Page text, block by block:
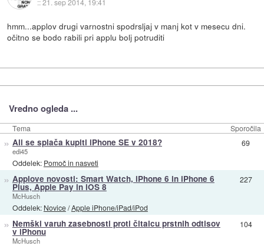
::21. sep 2014, 19:41
hmm...applov drugi varnostni spodrsljaj v manj kot v mesecu dni.
očitno se bodo rabili pri applu bolj potruditi
Vredno ogleda ...
Tema Sporočila
» Ali se splača kupiti iPhone SE v 2018?
edi45
Oddelek: Pomoč in nasveti
69
» Applove novosti: Smart Watch, iPhone 6 in iPhone 6
Plus, Apple Pay in iOS 8
McHusch
Oddelek: Novice/Apple iPhone/iPad/iPod
227
» Nemški varuh zasebnosti proti čitalcu prstnih odtisov
v iPhonu
McHusch
104